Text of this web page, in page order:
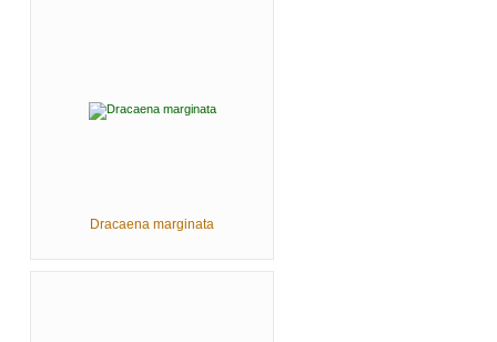
Dracaena marginata